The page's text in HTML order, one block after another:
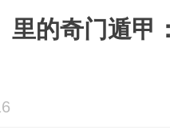
里的奇门遁甲